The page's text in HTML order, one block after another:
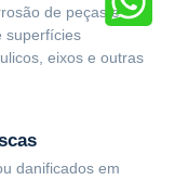
de peças e
superfícies
eixos e outras
danificados em